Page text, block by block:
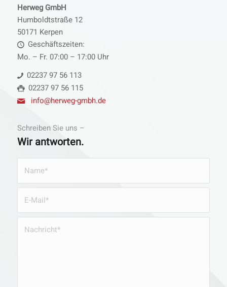
Herweg GmbH
Humboldtstraße 12
50171 Kerpen
Geschäftszeiten:
Mo. – Fr. 07:00 – 17:00 Uhr
02237 97 56 113
02237 97 56 115
info@herweg-gmbh.de
Schreiben Sie uns –
Wir antworten.